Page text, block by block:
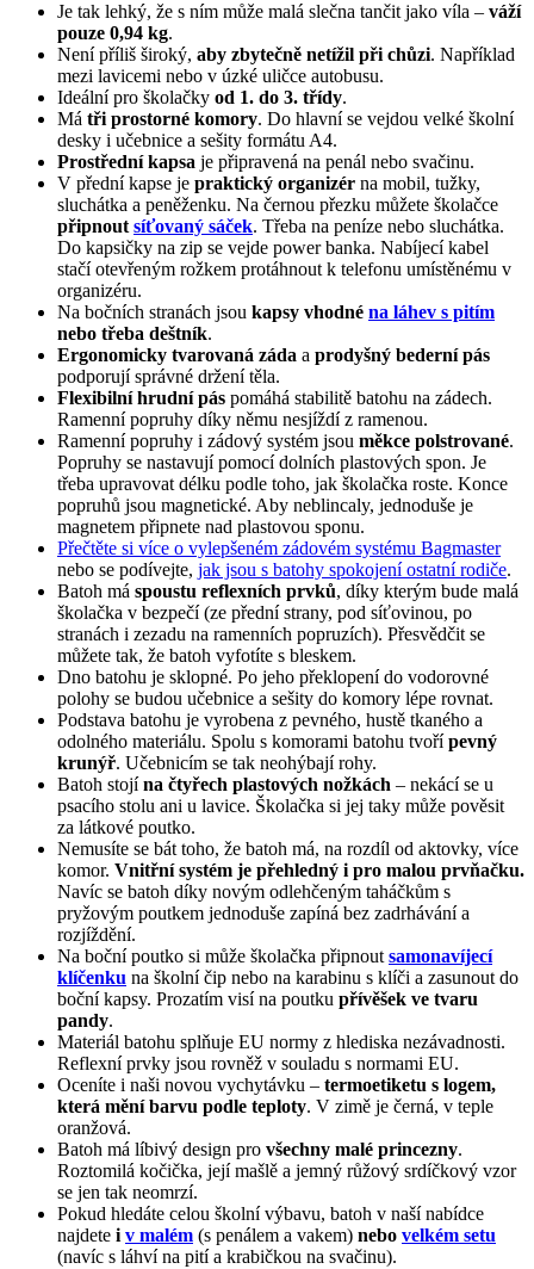
Je tak lehký, že s ním může malá slečna tančit jako víla – váží
pouze 0,94 kg.
Není příliš široký, aby zbytečně netížil při chůzi. Například
mezi lavicemi nebo v úzké uličce autobusu.
Ideální pro školačky od 1. do 3. třídy.
Má tři prostorné komory. Do hlavní se vejdou velké školní
desky i učebnice a sešity formátu A4.
Prostřední kapsa je připravená na penál nebo svačinu.
V přední kapse je praktický organizér na mobil, tužky,
sluchátka a peněženku. Na černou přezku můžete školačce
připnoutsíťovaný sáček. Třeba na peníze nebo sluchátka.
Do kapsičky na zip se vejde power banka. Nabíjecí kabel
stačí otevřeným rožkem protáhnout k telefonu umístěnému v
organizéru.
Na bočních stranách jsou kapsy vhodné na láhev s pitím
nebo třeba deštník.
Ergonomicky tvarovaná záda a prodyšný bederní pás
podporují správné držení těla.
Flexibilní hrudní pás pomáhá stabilitě batohu na zádech.
Ramenní popruhy díky němu nesjíždí z ramenou.
Ramenní popruhy i zádový systém jsou měkce polstrované.
Popruhy se nastavují pomocí dolních plastových spon. Je
třeba upravovat délku podle toho, jak školačka roste. Konce
popruhů jsou magnetické. Aby neblincaly, jednoduše je
magnetem připnete nad plastovou sponu.
Přečtěte si více o vylepšeném zádovém systému Bagmaster
nebo se podívejte, jak jsou s batohy spokojení ostatní rodiče.
Batoh má spoustu reflexních prvků, díky kterým bude malá
školačka v bezpečí (ze přední strany, pod síťovinou, po
stranách i zezadu na ramenních popruzích). Přesvědčit se
můžete tak, že batoh vyfotíte s bleskem.
Dno batohu je sklopné. Po jeho překlopení do vodorovné
polohy se budou učebnice a sešity do komory lépe rovnat.
Podstava batohu je vyrobena z pevného, hustě tkaného a
odolného materiálu. Spolu s komorami batohu tvořípevný
krunýř. Učebnicím se tak neohýbají rohy.
Batoh stojína čtyřech plastových nožkách – nekácí se u
psacího stolu ani u lavice. Školačka si jej taky může pověsit
za látkové poutko.
Nemusíte se bát toho, že batoh má, na rozdíl od aktovky, více
komor. Vnitřní systém je přehledný i pro malou prvňačku.
Navíc se batoh díky novým odlehčeným taháčkům s
pryžovým poutkem jednoduše zapíná bez zadrhávání a
rozjíždění.
Na boční poutko si může školačka připnoutsamonavíjecí
klíčenku na školní čip nebo na karabinu s klíči a zasunout do
boční kapsy. Prozatím visí na poutku přívěšek ve tvaru
pandy.
Materiál batohu splňuje EU normy z hlediska nezávadnosti.
Reflexní prvky jsou rovněž v souladu s normami EU.
Oceníte i naši novou vychytávku – termoetiketu s logem,
která mění barvu podle teploty. V zimě je černá, v teple
oranžová.
Batoh má líbivý design pro všechny malé princezny.
Roztomilá kočička, její mašlě a jemný růžový srdíčkový vzor
se jen tak neomrzí.
Pokud hledáte celou školní výbavu, batoh v naší nabídce
najdete iv malém (s penálem a vakem) nebo velkém setu
(navíc s láhví na pití a krabičkou na svačinu).